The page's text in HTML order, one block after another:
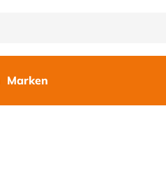
Marken